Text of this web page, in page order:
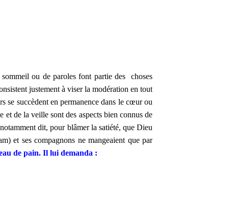
ou de paroles font partie des choses
justement à viser la modération en tout
se succèdent en permanence dans le cœur ou
et de la veille sont des aspects bien connus de
dit, pour blâmer la satiété, que Dieu
et ses compagnons ne mangeaient que par
de pain. Il lui demanda :